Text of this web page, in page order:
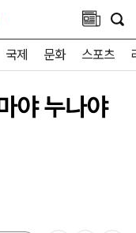
국제 문화 스포츠
야 누나야